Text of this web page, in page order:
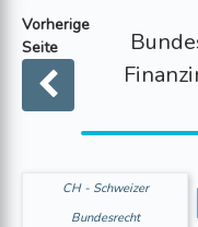
Vorherige
Seite
CH - Schweizer
Bundesrecht